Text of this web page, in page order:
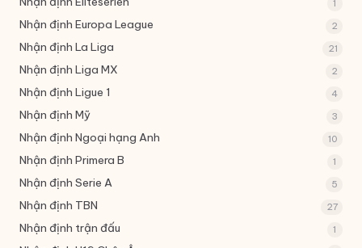
1
Nhận định Europa League 2
Nhận định La Liga 21
Nhận định Liga MX 2
Nhận định Ligue 1 4
Nhận định Mỹ 3
Nhận định Ngoại hạng Anh 10
Nhận định Primera B 1
Nhận định Serie A 5
Nhận định TBN 27
Nhận định trận đấu 1